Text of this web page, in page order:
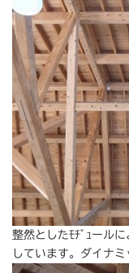
整然としたﾓﾁﾞｭール
しています。ダイナミ